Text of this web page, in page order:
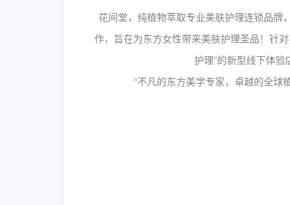
花间堂，纯植物萃取专业美肤护理连锁品
作，旨在为东方女性带来美肤护理圣品！针
护理”的新型线下体验
“不凡的东方美学专家，卓越的全球